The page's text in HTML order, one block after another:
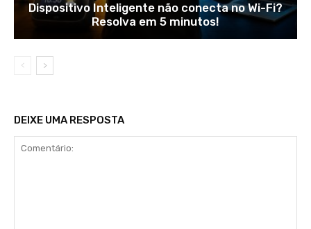
Dispositivo Inteligente não conecta no Wi-Fi?
Resolva em 5 minutos!
DEIXE UMA RESPOSTA